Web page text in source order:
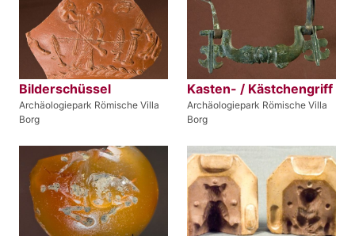
Bilderschüssel
Archäologiepark Römische Villa
Borg
Kasten- / Kästchengriff
Archäologiepark Römische Villa
Borg